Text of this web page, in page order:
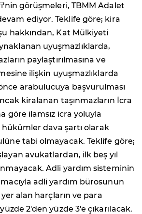
görüşmeleri, TBMM Adalet
ediyor. Teklife göre; kira
hakkından, Kat Mülkiyeti
uyuşmazlıklarda,
paylaştırılmasına ve
ilişkin uyuşmazlıklarda
arabulucuya başvurulması
kiralanan taşınmazların İcra
göre ilamsız icra yoluyla
dava şartı olarak
tabi olmayacak. Teklife göre;
avukatlardan, ilk beş yıl
Adli yardım sisteminin
adli yardım bürosunun
alan harçların ve para
2'den yüzde 3'e çıkarılacak.